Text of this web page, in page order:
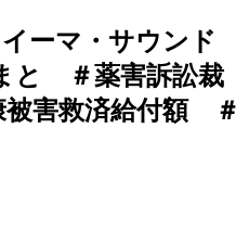
イーマ・サウンド
と ＃薬害訴訟裁
害救済給付額 ＃